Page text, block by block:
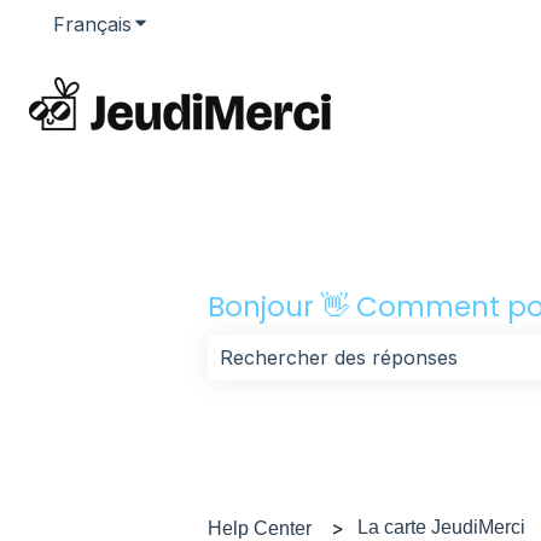
Français Afficher le sous-menu pour les traductions
Bonjour 👋 Comment
Help Center La carte JeudiMerci